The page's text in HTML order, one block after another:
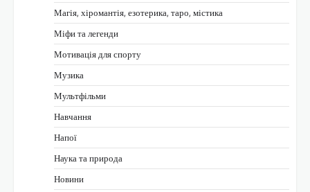
Магія, хіромантія, езотерика, таро, містика
Міфи та легенди
Мотивація для спорту
Музика
Мультфільми
Навчання
Напої
Наука та природа
Новини